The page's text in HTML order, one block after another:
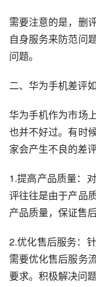
需要注意的是，删
自身服务来防范问
问题。
二、华为手机差评
华为手机作为市场
也并不好过。有时
家会产生不良的差
1.提高产品质量：
评往往是由于产品
产品质量，保证售
2.优化售后服务：
需要优化售后服务
要求。积极解决问